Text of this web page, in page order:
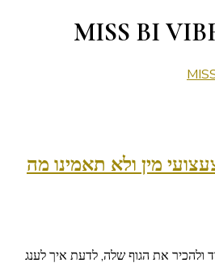
MISS BI
מין ולא תאמינו מה
ולהכיר את הגוף שלה, לדעת איך לענג